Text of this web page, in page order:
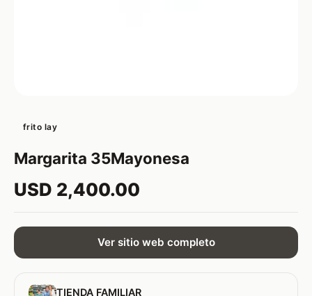
frito lay
Margarita 35Mayonesa
USD 2,400.00
Ver sitio web completo
TIENDA FAMILIAR